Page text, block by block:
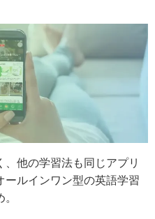
、他の学習法も同じアプリ
ールインワン型の英語学習